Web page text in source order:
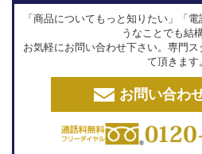
「商品についてもっと知りたい」「
うなことでも結
お気軽にお問い合わせ下さい。専門
て頂きます
お問い合わ